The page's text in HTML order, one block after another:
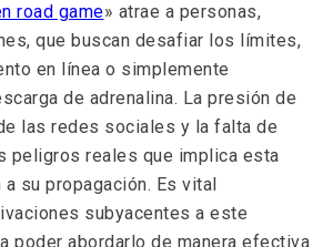
road game» atrae a personas,
que buscan desafiar los límites,
en línea o simplemente
de adrenalina. La presión de
las redes sociales y la falta de
peligros reales que implica esta
su propagación. Es vital
subyacentes a este
poder abordarlo de manera efectiva